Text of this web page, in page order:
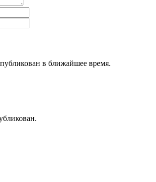
в ближайшее время.